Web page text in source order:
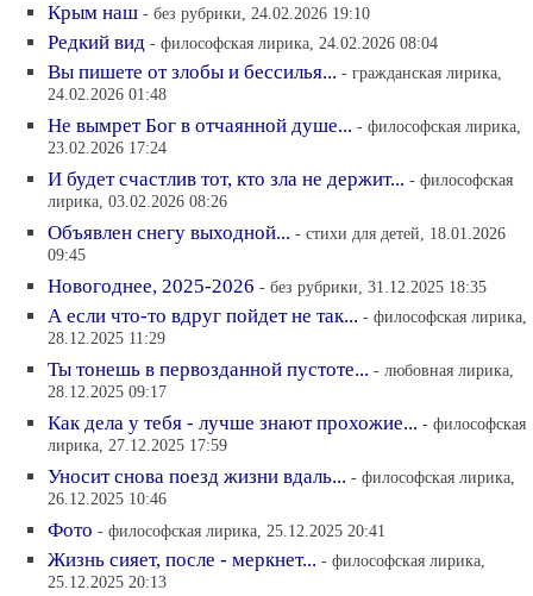
Крым наш - без рубрики, 24.02.2026 19:10
Редкий вид - философская лирика, 24.02.2026 08:04
Вы пишете от злобы и бессилья... - гражданская лирика,
24.02.2026 01:48
Не вымрет Бог в отчаянной душе... - философская лирика,
23.02.2026 17:24
И будет счастлив тот, кто зла не держит... - философская
лирика, 03.02.2026 08:26
Объявлен снегу выходной... - стихи для детей, 18.01.2026
09:45
Новогоднее, 2025-2026 - без рубрики, 31.12.2025 18:35
А если что-то вдруг пойдет не так... - философская лирика,
28.12.2025 11:29
Ты тонешь в первозданной пустоте... - любовная лирика,
28.12.2025 09:17
Как дела у тебя - лучше знают прохожие... - философская
лирика, 27.12.2025 17:59
Уносит снова поезд жизни вдаль... - философская лирика,
26.12.2025 10:46
Фото - философская лирика, 25.12.2025 20:41
Жизнь сияет, после - меркнет... - философская лирика,
25.12.2025 20:13